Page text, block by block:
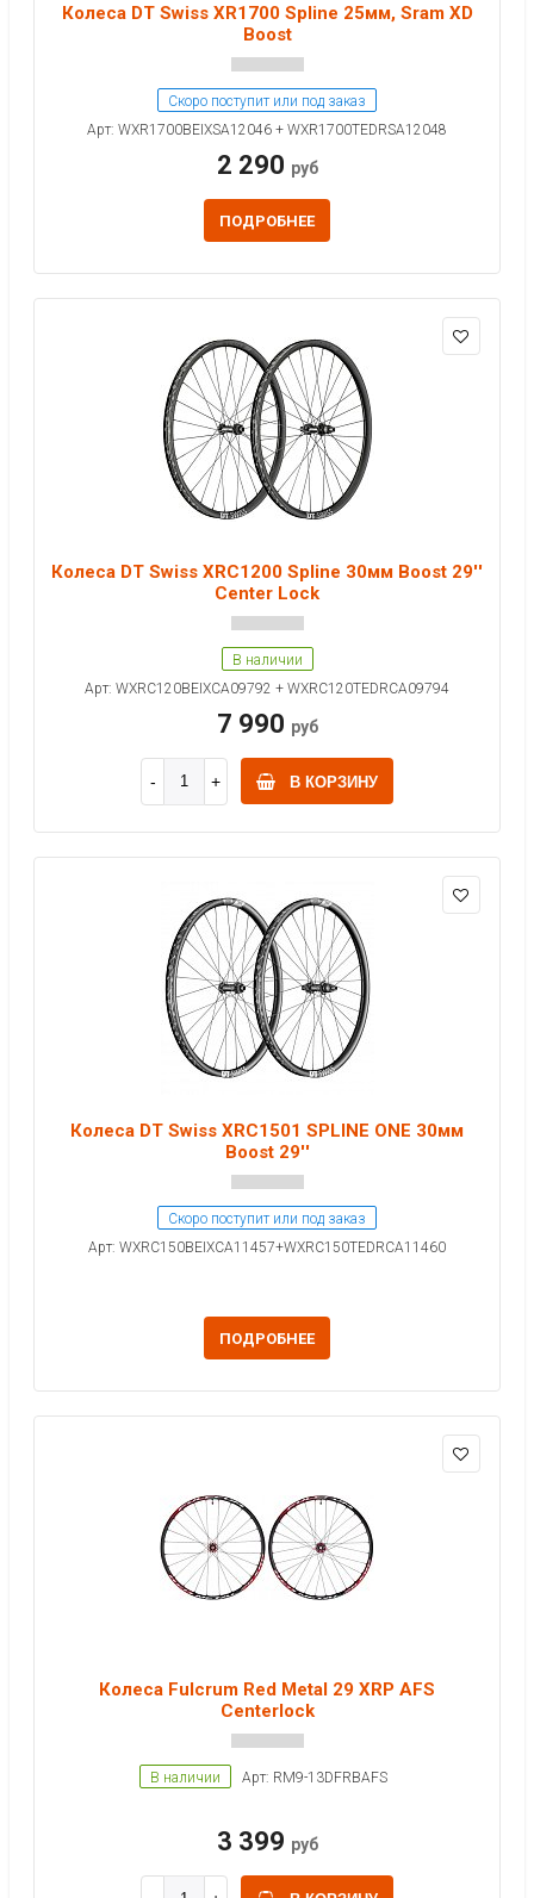
Колеса DT Swiss XR1700 Spline 25мм, Sram XD
Boost
Скоро поступит или под заказ
Арт: WXR1700BEIXSA12046 + WXR1700TEDRSA12048
2 290 руб
ПОДРОБНЕЕ
Колеса DT Swiss XRC1200 Spline 30мм Boost 29''
Center Lock
В наличии
Арт: WXRC120BEIXCA09792 + WXRC120TEDRCA09794
7 990 руб
В КОРЗИНУ
Колеса DT Swiss XRC1501 SPLINE ONE 30мм
Boost 29''
Скоро поступит или под заказ
Арт: WXRC150BEIXCA11457+WXRC150TEDRCA11460
ПОДРОБНЕЕ
Колеса Fulcrum Red Metal 29 XRP AFS
Centerlock
В наличии Арт: RM9-13DFRBAFS
3 399 руб